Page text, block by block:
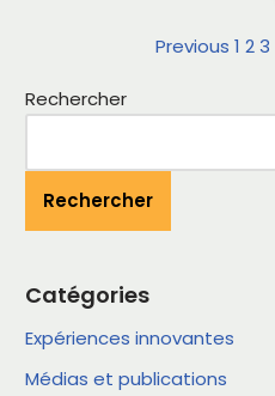
Previous 1 23
Rechercher
Rechercher
Catégories
Expériences innovantes
Médias et publications